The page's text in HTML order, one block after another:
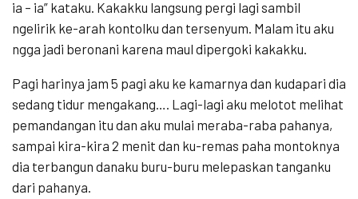
ia – ia” kataku. Kakakku langsung pergi lagi sambil
ngelirik ke-arah kontolku dan tersenyum. Malam itu aku
ngga jadi beronani karena maul dipergoki kakakku.
Pagi harinya jam 5 pagi aku ke kamarnya dan kudapari dia
sedang tidur mengakang…. Lagi-lagi aku melotot melihat
pemandangan itu dan aku mulai meraba-raba pahanya,
sampai kira-kira 2 menit dan ku-remas paha montoknya
dia terbangun danaku buru-buru melepaskan tanganku
dari pahanya.